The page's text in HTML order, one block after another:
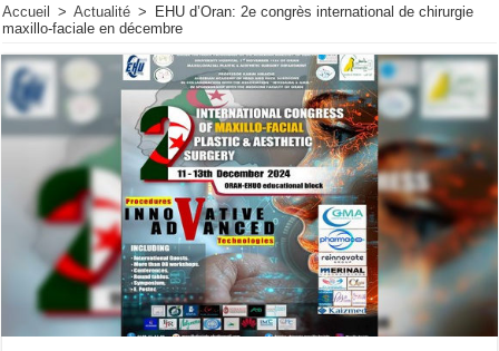
Accueil > Actualité >
EHU d’Oran: 2e congrès international de chirurgie
maxillo-faciale en décembre